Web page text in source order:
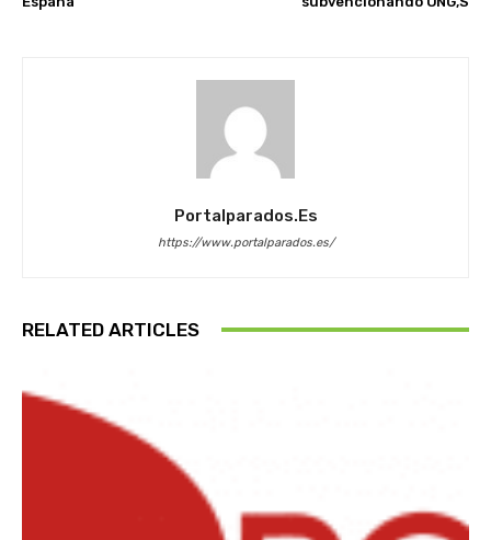
Portalparados.es
https://www.portalparados.es/
RELATED ARTICLES